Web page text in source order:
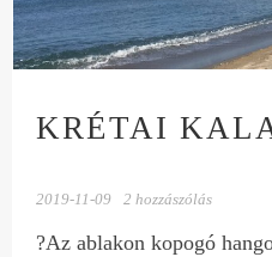
KRÉTAI
2019-11-09 2 hozzászólás
?Az ablakon kopogó